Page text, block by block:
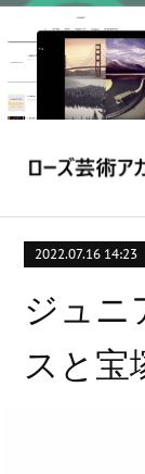
2022.07.16 14:23
ジュニ
スと宝